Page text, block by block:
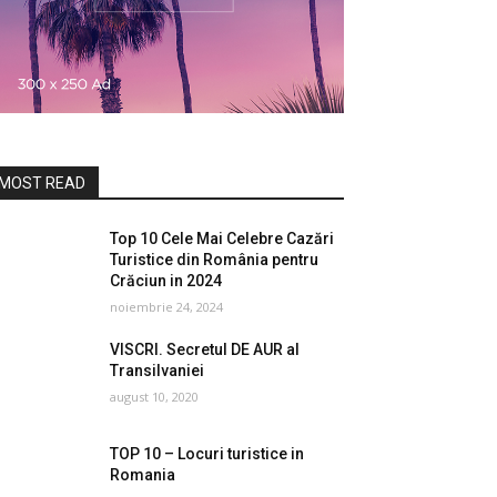
READ
Top 10 Cele Mai Celebre Cazări
Turistice din România pentru
Crăciun in 2024
noiembrie 24, 2024
VISCRI. Secretul DE AUR al
Transilvaniei
august 10, 2020
TOP 10 – Locuri turistice in
Romania